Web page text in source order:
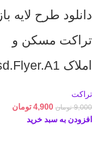
دانلود طرح لايه باز
تراکت مسکن و
املاک psd.Flyer.A1
تراکت
9,000 تومان 4,900 تومان
افزودن به سبد خرید